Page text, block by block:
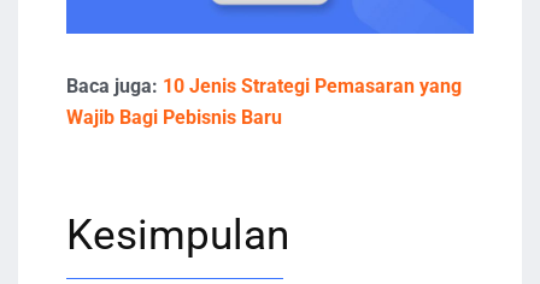
Baca juga: 10 Jenis Strategi Pemasaran yang
Wajib Bagi Pebisnis Baru
Kesimpulan